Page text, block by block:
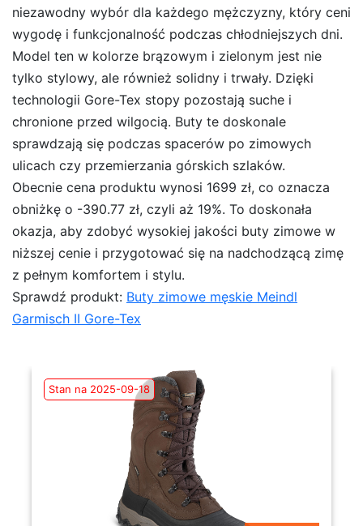
niezawodny wybór dla każdego mężczyzny, który ceni
wygodę i funkcjonalność podczas chłodniejszych dni.
Model ten w kolorze brązowym i zielonym jest nie
tylko stylowy, ale również solidny i trwały. Dzięki
technologii Gore-Tex stopy pozostają suche i
chronione przed wilgocią. Buty te doskonale
sprawdzają się podczas spacerów po zimowych
ulicach czy przemierzania górskich szlaków.
Obecnie cena produktu wynosi 1699 zł, co oznacza
obniżkę o -390.77 zł, czyli aż 19%. To doskonała
okazja, aby zdobyć wysokiej jakości buty zimowe w
niższej cenie i przygotować się na nadchodzącą zimę
z pełnym komfortem i stylu.
Sprawdź produkt: Buty zimowe męskie Meindl
Garmisch II Gore-Tex
Stan na 2025-09-18